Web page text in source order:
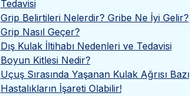
Tedavisi
Grip Belirtileri Nelerdir? Gribe Ne İyi Gelir?
Grip Nasıl Geçer?
Dış Kulak İltihabı Nedenleri ve Tedavisi
Boyun Kitlesi Nedir?
Uçuş Sırasında Yaşanan Kulak Ağrısı Bazı
Hastalıkların İşareti Olabilir!